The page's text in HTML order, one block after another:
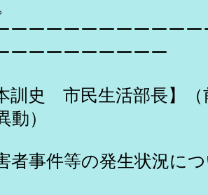
ーーーーーーーーーー
ーーーーーーーーー
訓史 市民生活部長】
動）
者事件等の発生状況に